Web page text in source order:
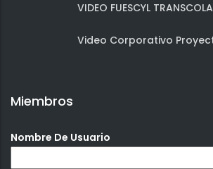
VIDEO FUESCYL
Video Corporativo
Miembros
Nombre De Usuario